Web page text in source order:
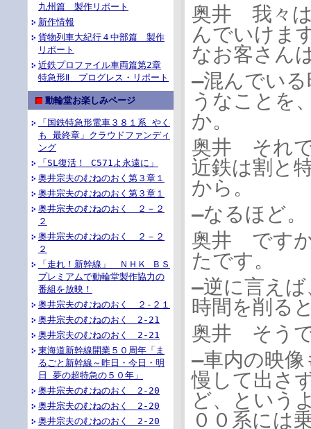
九州篇 製作リポート
新作情報
貨物列車大紀行４中部篇 製作
リポート
近鉄プロファイル車両篇第2章
特急形Ⅱ プログレス・リポート
動輪堂お楽しみページ
「国鉄特急形電車３８１系 やく
も 最終章」クラウドファンディ
ング
「SL復活！ C571よ永遠に」
奥井宗夫のむねのおく第３章１
奥井宗夫のむねのおく第３章１
奥井宗夫のむねのおく ２－２
２
奥井宗夫のむねのおく ２－２
２
「走れ！新幹線」 ＮＨＫ ＢＳ
プレミアムで動輪堂製作協力の
番組を放映！
奥井宗夫のむねのおく ２-２１
奥井宗夫のむねのおく 2-21
奥井宗夫のむねのおく 2-21
東海道新幹線開業５０周年「ま
るごと新幹線～昨日・今日・明
日 夢の超特急の５０年」
奥井宗夫のむねのおく 2-20
奥井宗夫のむねのおく 2-20
奥井宗夫のむねのおく 2-20
奥井 我々は
んでいけま
なお客さん
―混んでい
うなことを
か。
奥井 それ
近鉄は割と
から。
―なるほど。
奥井 です
たです。
―逆に言え
時間を削る
奥井 そう
―車内の映
慢して出さ
ど、という
００系には